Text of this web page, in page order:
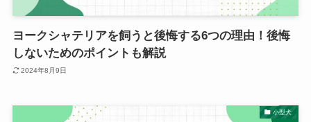
ヨークシャテリアを飼うと後悔する6つの理由！後悔
しないためのポイントも解説
2024年8月9日
小型犬